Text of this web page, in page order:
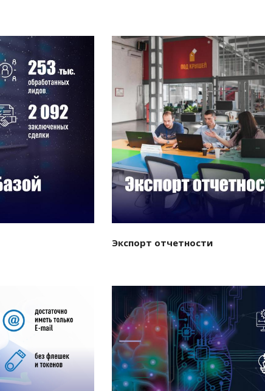
Смотреть проект
Экспорт отчетности
Смотреть проект